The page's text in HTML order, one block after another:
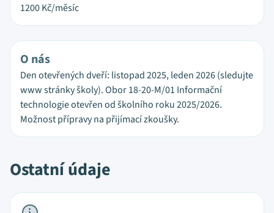
1200Kč/měsíc
O nás
Den otevřených dveří: listopad 2025, leden 2026 (sledujte
www stránky školy). Obor 18-20-M/01 Informační
technologie otevřen od školního roku 2025/2026.
Možnost přípravy na přijímací zkoušky.
Ostatní údaje